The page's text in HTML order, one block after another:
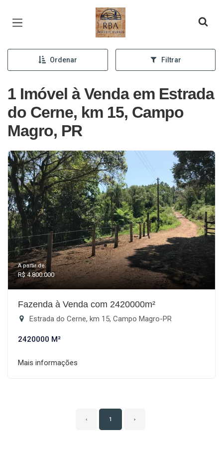
Página inicial
Ordenar Filtrar
1 Imóvel à Venda em Estrada
do Cerne, km 15, Campo
Magro, PR
A partir de:
R$ 4.800.000
Fazenda à Venda com 2420000m²
Estrada do Cerne, km 15, Campo Magro-PR
2420000 M²
Mais informações
‹ 1 ›